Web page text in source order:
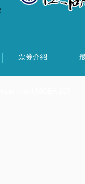
票券介紹